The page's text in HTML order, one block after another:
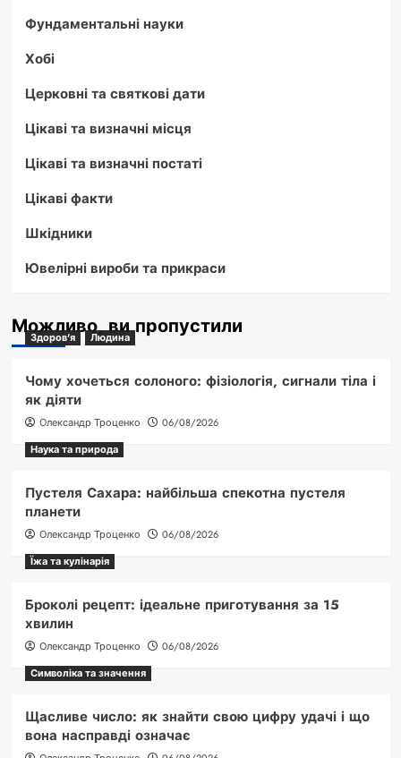
Фундаментальні науки
Хобі
Церковні та святкові дати
Цікаві та визначні місця
Цікаві та визначні постаті
Цікаві факти
Шкідники
Ювелірні вироби та прикраси
Можливо, ви пропустили
Здоров'я Людина
Чому хочеться солоного: фізіологія, сигнали тіла і
як діяти
Олександр Троценко
06/08/2026
Наука та природа
Пустеля Сахара: найбільша спекотна пустеля
планети
Олександр Троценко
06/08/2026
Їжа та кулінарія
Броколі рецепт: ідеальне приготування за 15
хвилин
Олександр Троценко
06/08/2026
Символіка та значення
Щасливе число: як знайти свою цифру удачі і що
вона насправді означає